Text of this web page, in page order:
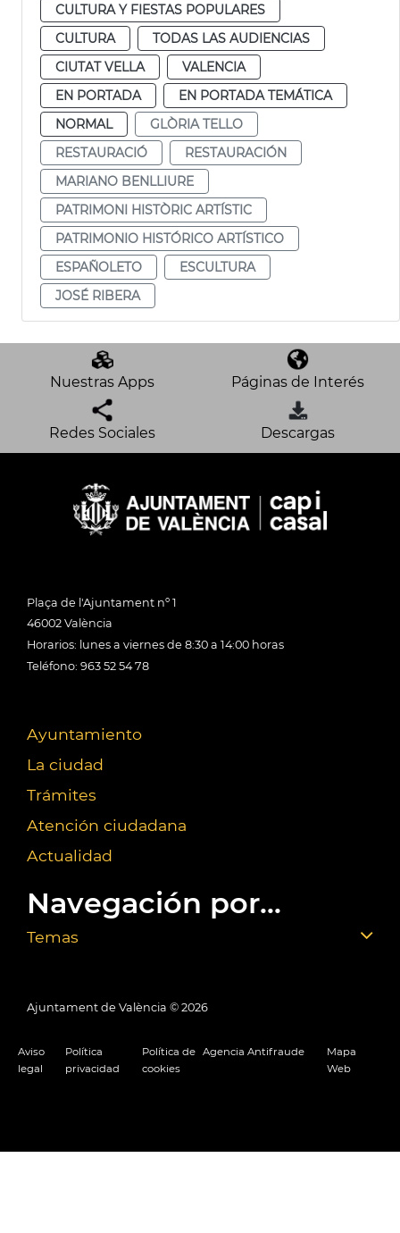
CULTURA Y FIESTAS POPULARES
CULTURA
TODAS LAS AUDIENCIAS
CIUTAT VELLA
VALENCIA
EN PORTADA
EN PORTADA TEMÁTICA
NORMAL
GLÒRIA TELLO
RESTAURACIÓ
RESTAURACIÓN
MARIANO BENLLIURE
PATRIMONI HISTÒRIC ARTÍSTIC
PATRIMONIO HISTÓRICO ARTÍSTICO
ESPAÑOLETO
ESCULTURA
JOSÉ RIBERA
Nuestras Apps Páginas de Interés
Redes Sociales Descargas
Plaça de l'Ajuntament nº 1
46002 València
Horarios: lunes a viernes de 8:30 a 14:00 horas
Teléfono: 963 52 54 78
Ayuntamiento
La ciudad
Trámites
Atención ciudadana
Actualidad
Navegación por...
Temas
Ajuntament de València © 2026
Aviso
legal
Política
privacidad
Política de
cookies
Agencia Antifraude
Mapa
Web